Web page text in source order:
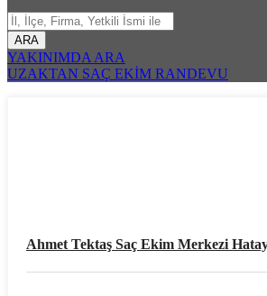
ARA
YAKINIMDA ARA
UZAKTAN SAÇ EKİM RANDEVU
Ahmet Tektaş Saç Ekim Merkezi